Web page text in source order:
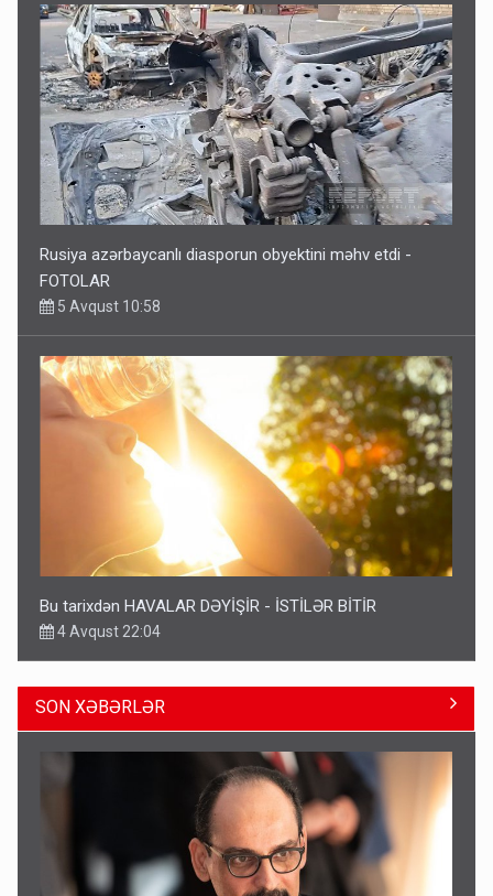
Rusiya azərbaycanlı diasporun obyektini məhv etdi -
FOTOLAR
5 Avqust 10:58
Bu tarixdən HAVALAR DƏYİŞİR - İSTİLƏR BİTİR
4 Avqust 22:04
SON XƏBƏRLƏR